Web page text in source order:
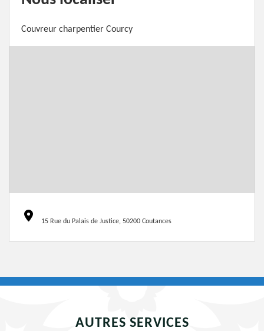
Couvreur charpentier Courcy
15 Rue du Palais de Justice, 50200 Coutances
AUTRES SERVICES